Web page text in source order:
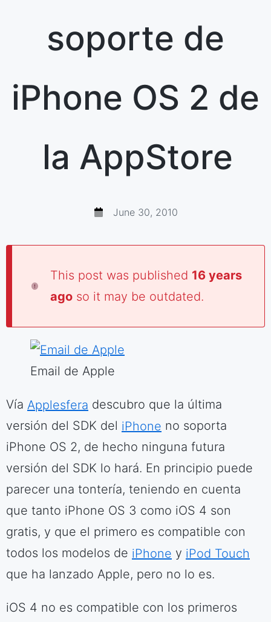
soporte de
iPhone OS 2 de
la AppStore
June 30, 2010
This post was published 16 years
ago so it may be outdated.
Email de Apple
Vía Applesfera descubro que la última
versión del SDK del iPhone no soporta
iPhone OS 2, de hecho ninguna futura
versión del SDK lo hará. En principio puede
parecer una tontería, teniendo en cuenta
que tanto iPhone OS 3 como iOS 4 son
gratis, y que el primero es compatible con
todos los modelos de iPhone y iPod Touch
que ha lanzado Apple, pero no lo es.
iOS 4 no es compatible con los primeros